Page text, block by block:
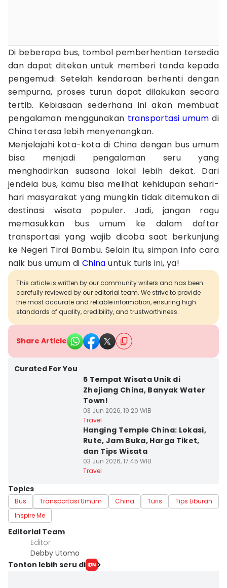
Di beberapa bus, tombol pemberhentian tersedia
dan dapat ditekan untuk memberi tanda kepada
pengemudi. Setelah kendaraan berhenti dengan
sempurna, proses turun dapat dilakukan secara
tertib. Kebiasaan sederhana ini akan membuat
pengalaman menggunakan transportasi umum di
China terasa lebih menyenangkan.
Menjelajahi kota-kota di China dengan bus umum
bisa menjadi pengalaman seru yang
menghadirkan suasana lokal lebih dekat. Dari
jendela bus, kamu bisa melihat kehidupan sehari-
hari masyarakat yang mungkin tidak ditemukan di
destinasi wisata populer. Jadi, jangan ragu
memasukkan bus umum ke dalam daftar
transportasi yang wajib dicoba saat berkunjung
ke Negeri Tirai Bambu. Selain itu, simpan info cara
naik bus umum di China untuk turis ini, ya!
This article is written by our community writers and has been
carefully reviewed by our editorial team. We strive to provide
the most accurate and reliable information, ensuring high
standards of quality, credibility, and trustworthiness.
Share Article
Curated For You
5 Tempat Wisata Unik di
Zhejiang China, Banyak Water
Town!
03 Jun 2026, 19:20 WIB
Travel
Hanging Temple China: Lokasi,
Rute, Jam Buka, Harga Tiket,
dan Tips Wisata
03 Jun 2026, 17:45 WIB
Travel
Topics
Bus Transportasi Umum China Turis Tips Liburan
Inspire Me
Editorial Team
Editor
Debby Utomo
Tonton lebih seru di